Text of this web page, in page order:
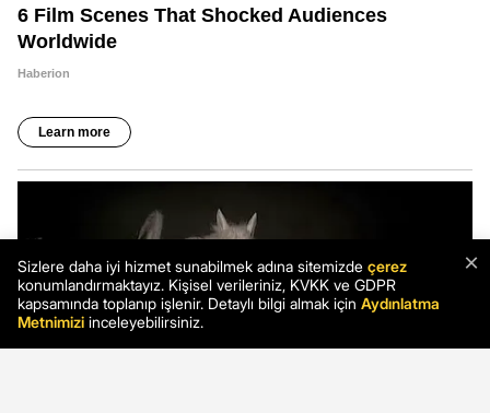
×
Sizlere daha iyi hizmet sunabilmek adına sitemizde çerez
konumlandırmaktayız. Kişisel verileriniz, KVKK ve GDPR
kapsamında toplanıp işlenir. Detaylı bilgi almak için Aydınlatma
Metnimizi inceleyebilirsiniz.